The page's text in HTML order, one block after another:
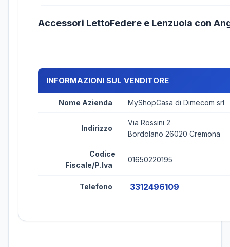
Accessori LettoFedere e Lenzuola con
INFORMAZIONI SUL VENDITORE
Nome Azienda MyShopCasa di Dimecom srl
Indirizzo
Via Rossini 2
Bordolano 26020 Cremona
Codice
Fiscale/P.Iva
01650220195
Telefono 3312496109